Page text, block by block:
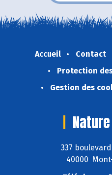
Accueil Contact
Protection
Gestion des
337
40000